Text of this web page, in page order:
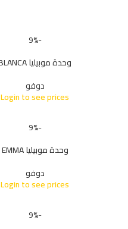
-9%
وحدة موبيليا BLANCA
دوفو
Login to see prices
-9%
وحدة موبيليا EMMA
دوفو
Login to see prices
-9%